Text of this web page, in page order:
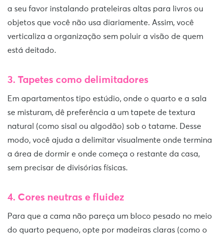
a seu favor instalando prateleiras altas para livros ou
objetos que você não usa diariamente. Assim, você
verticaliza a organização sem poluir a visão de quem
está deitado.
3. Tapetes como delimitadores
Em apartamentos tipo estúdio, onde o quarto e a sala
se misturam, dê preferência a um tapete de textura
natural (como sisal ou algodão) sob o tatame. Desse
modo, você ajuda a delimitar visualmente onde termina
a área de dormir e onde começa o restante da casa,
sem precisar de divisórias físicas.
4. Cores neutras e fluidez
Para que a cama não pareça um bloco pesado no meio
do quarto pequeno, opte por madeiras claras (como o